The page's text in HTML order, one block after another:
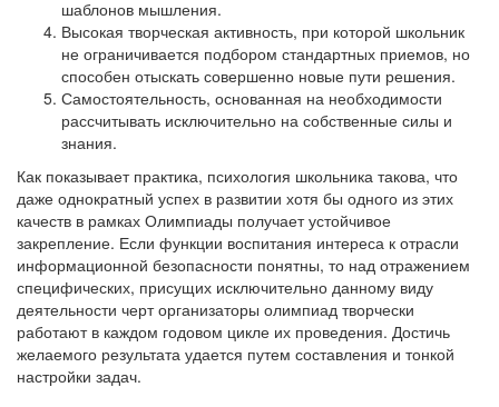
шаблонов мышления.
Высокая творческая активность, при которой школьник
не ограничивается подбором стандартных приемов, но
способен отыскать совершенно новые пути решения.
Самостоятельность, основанная на необходимости
рассчитывать исключительно на собственные силы и
знания.
Как показывает практика, психология школьника такова, что
даже однократный успех в развитии хотя бы одного из этих
качеств в рамках Олимпиады получает устойчивое
закрепление. Если функции воспитания интереса к отрасли
информационной безопасности понятны, то над отражением
специфических, присущих исключительно данному виду
деятельности черт организаторы олимпиад творчески
работают в каждом годовом цикле их проведения. Достичь
желаемого результата удается путем составления и тонкой
настройки задач.